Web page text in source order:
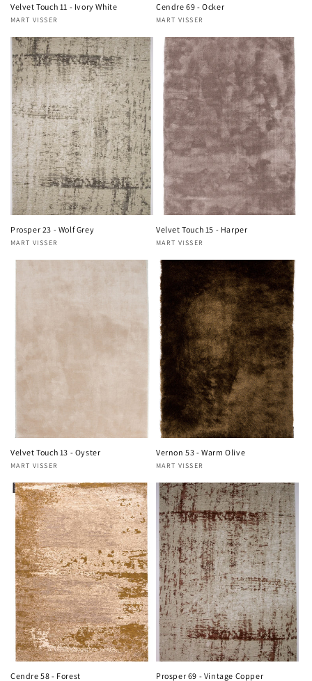
Velvet Touch 11 - Ivory White
Verkoper:
MART VISSER
Cendre 69 - Ocker
Verkoper:
MART VISSER
Prosper 23 - Wolf Grey
Verkoper:
MART VISSER
Velvet Touch 15 - Harper
Verkoper:
MART VISSER
Velvet Touch 13 - Oyster
Verkoper:
MART VISSER
Vernon 53 - Warm Olive
Verkoper:
MART VISSER
Cendre 58 - Forest Prosper 69 - Vintage Copper